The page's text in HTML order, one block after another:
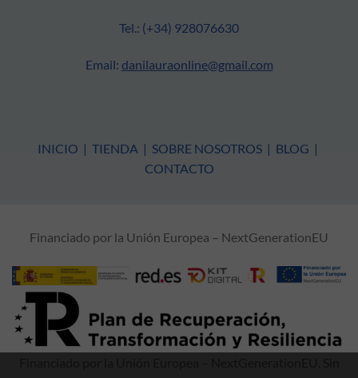
Tel.: (+34) 928076630
Email: danilauraonline@gmail.com
INICIO | TIENDA | SOBRE NOSOTROS | BLOG |
CONTACTO
Financiado por la Unión Europea – NextGenerationEU